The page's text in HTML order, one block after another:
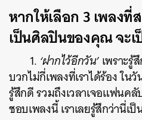
หากให้เลือก 3 เพลง
เป็นศิลปินของคุณ จะเ
1. ‘ฝากไว้อีกวัน’เพราะรู้
บวกไม่กี่เพลงที่เราได้ร้อง ใ
รู้สึกดี รวมถึงเวลาเจอแฟนค
ชอบเพลงนี้ เราเลยรู้สึกว่านี่เป็